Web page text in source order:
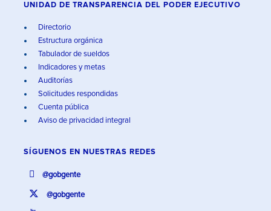
UNIDAD DE TRANSPARENCIA DEL PODER EJECUTIVO
Directorio
Estructura orgánica
Tabulador de sueldos
Indicadores y metas
Auditorías
Solicitudes respondidas
Cuenta pública
Aviso de privacidad integral
SÍGUENOS EN NUESTRAS REDES
@gobgente
@gobgente